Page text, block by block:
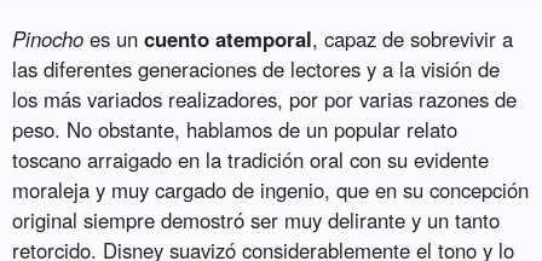
Pinocho es uncuento atemporal, capaz de sobrevivir a
las diferentes generaciones de lectores y a la visión de
los más variados realizadores, por por varias razones de
peso. No obstante, hablamos de un popular relato
toscano arraigado en la tradición oral con su evidente
moraleja y muy cargado de ingenio, que en su concepción
original siempre demostró ser muy delirante y un tanto
retorcido. Disney suavizó considerablemente el tono y lo